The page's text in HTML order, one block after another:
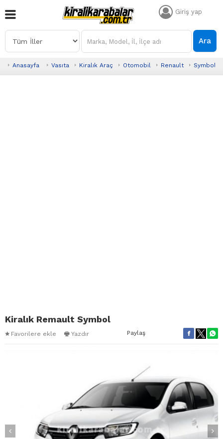
Giriş yap
Ara
Anasayfa Vasıta Kiralık Araç Otomobil Renault Symbol
Kiralık Remault Symbol
Favorilere ekle Yazdır Paylaş